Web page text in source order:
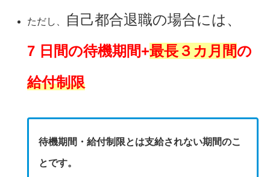
ただし、
自己都合退職の場合には、
7 日間の待機期間+最長３カ月間の
給付制限
待機期間・給付制限とは支給されない期間のこ
とです。